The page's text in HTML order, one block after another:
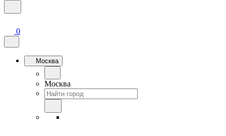
0
Москва
Москва